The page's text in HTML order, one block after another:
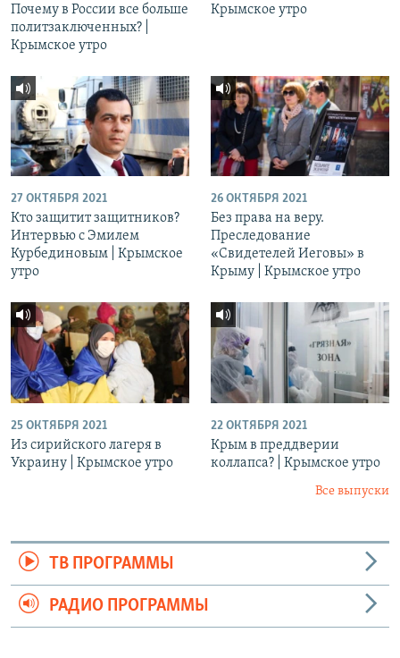
Почему в России все больше
политзаключенных? |
Крымское утро
Крымское утро
27 ОКТЯБРЯ 2021
Кто защитит защитников?
Интервью с Эмилем
Курбединовым | Крымское
утро
26 ОКТЯБРЯ 2021
Без права на веру.
Преследование
«Свидетелей Иеговы» в
Крыму | Крымское утро
25 ОКТЯБРЯ 2021
Из сирийского лагеря в
Украину | Крымское утро
22 ОКТЯБРЯ 2021
Крым в преддверии
коллапса? | Крымское утро
Все выпуски
ТВ ПРОГРАММЫ
РАДИО ПРОГРАММЫ